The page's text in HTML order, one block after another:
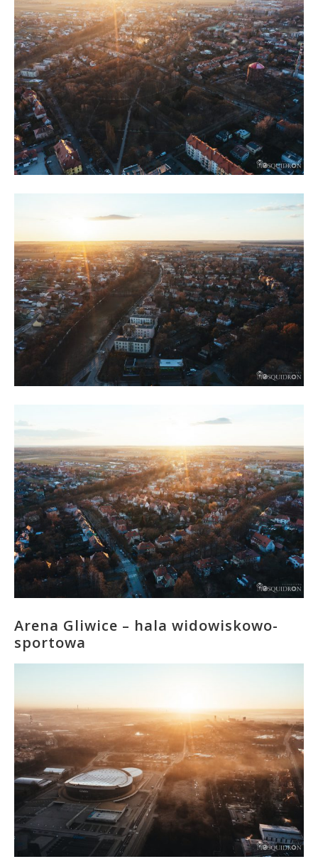
Arena Gliwice – hala widowiskowo-
sportowa